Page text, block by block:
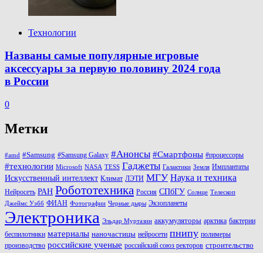
Технологии
Названы самые популярные игровые
аксессуары за первую половину 2024 года
в России
0
Метки
#amd #Samsung #Samsung Galaxy #Анонсы #Смартфоны #процессоры
#технологии Microsoft NASA TESS Гаджеты Галактики Земля Имплантаты
Искусственный интеллект Климат ЛЭТИ МГУ Наука и техника
Нейросеть РАН Робототехника Россия СПбГУ Солнце Телескоп
Джеймс Уэбб ФИАН Фотографии Черные дыры Экзопланеты
Электроника Эльдар Муртазин аккумуляторы арктика бактерии
беспилотники материалы наночастицы нейросети пнипу полимеры
производство российские ученые российский союз ректоров строительство